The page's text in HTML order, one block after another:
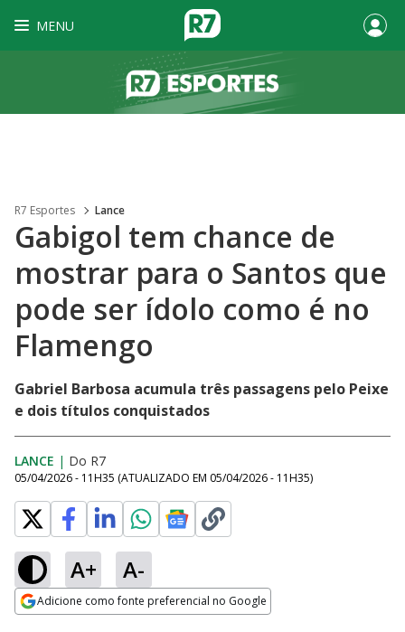
MENU
R7 Esportes Lance
Gabigol tem chance de
mostrar para o Santos que
pode ser ídolo como é no
Flamengo
Gabriel Barbosa acumula três passagens pelo Peixe
e dois títulos conquistados
LANCE | Do R7
05/04/2026 - 11H35 (ATUALIZADO EM 05/04/2026 - 11H35)
A+ A-
Adicione como fonte preferencial no Google